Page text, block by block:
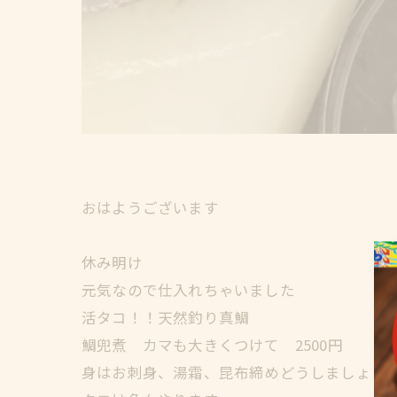
おはようございます
休み明け
元気なので仕入れちゃいました
活タコ！！天然釣り真鯛
鯛兜煮 カマも大きくつけて 2500円 2〜
身はお刺身、湯霜、昆布締めどうしましょう